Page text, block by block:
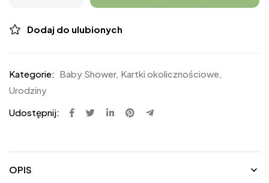
Dodaj do ulubionych
Kategorie: Baby Shower, Kartki okolicznościowe,
Urodziny
Udostępnij:
OPIS